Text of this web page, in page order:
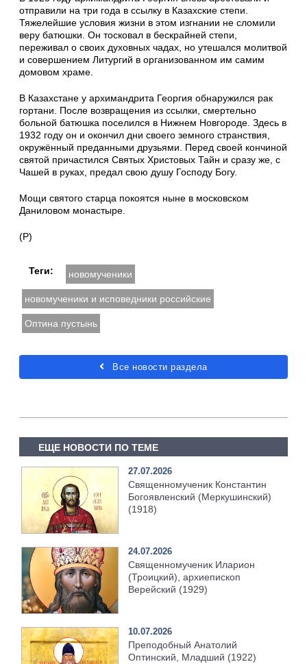
отправили на три года в ссылку в Казахские степи.
Тяжелейшие условия жизни в этом изгнании не сломили
веру батюшки. Он тосковал в бескрайней степи,
переживал о своих духовных чадах, но утешался молитвой
и совершением Литургий в организованном им самим
домовом храме.
В Казахстане у архимандрита Георгия обнаружился рак
гортани. После возвращения из ссылки, смертельно
больной батюшка поселился в Нижнем Новгороде. Здесь в
1932 году он и окончил дни своего земного странствия,
окружённый преданными друзьями. Перед своей кончиной
святой причастился Святых Христовых Тайн и сразу же, с
Чашей в руках, предал свою душу Господу Богу.
Мощи святого старца покоятся ныне в московском
Даниловом монастыре.
(Р)
Теги: новомученики
новомученики и исповедники российские
Оптина пустынь
Все новости раздела
ЕЩЕ НОВОСТИ ПО ТЕМЕ
27.07.2026
Священномученик Константин
Богоявленский (Меркушинский)
(1918)
24.07.2026
Священномученик Иларион
(Троицкий), архиепископ
Верейский (1929)
10.07.2026
Преподобный Анатолий
Оптинский, Младший (1922)